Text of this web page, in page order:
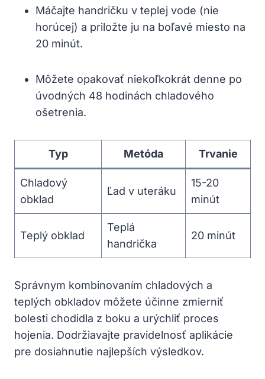
Máčajte handričku v teplej vode (nie
horúcej) a priložte ju na boľavé miesto na
20 minút.
Môžete opakovať niekoľkokrát denne po
úvodných 48 hodinách chladového
ošetrenia.
Typ Metóda Trvanie
Chladový
obklad
Ľad v uteráku
15-20
minút
Teplý obklad
Teplá
handrička
20 minút
Správnym kombinovaním chladových a
teplých obkladov môžete účinne zmierniť
bolesti chodidla z boku a urýchliť proces
hojenia. Dodržiavajte pravidelnosť aplikácie
pre dosiahnutie najlepších výsledkov.